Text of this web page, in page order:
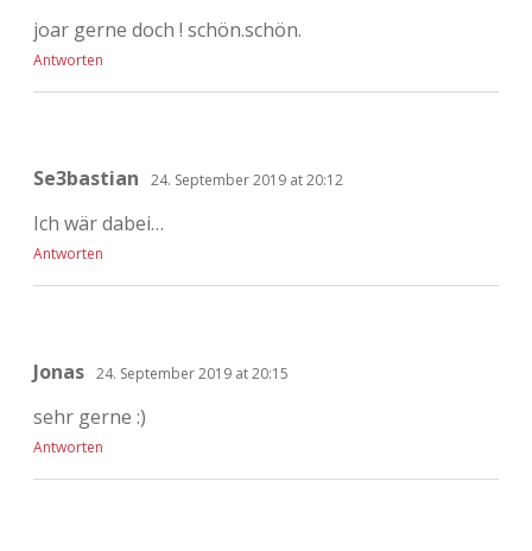
joar gerne doch ! schön.schön.
Antworten
Se3bastian 24. September 2019 at 20:12
Ich wär dabei…
Antworten
Jonas 24. September 2019 at 20:15
sehr gerne :)
Antworten